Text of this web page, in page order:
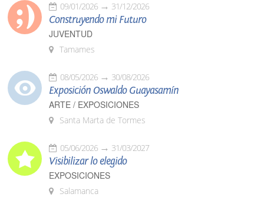
09/01/2026 31/12/2026
Construyendo mi Futuro
JUVENTUD
Tamames
08/05/2026 30/08/2026
Exposición Oswaldo Guayasamín
ARTE / EXPOSICIONES
Santa Marta de Tormes
05/06/2026 31/03/2027
Visibilizar lo elegido
EXPOSICIONES
Salamanca